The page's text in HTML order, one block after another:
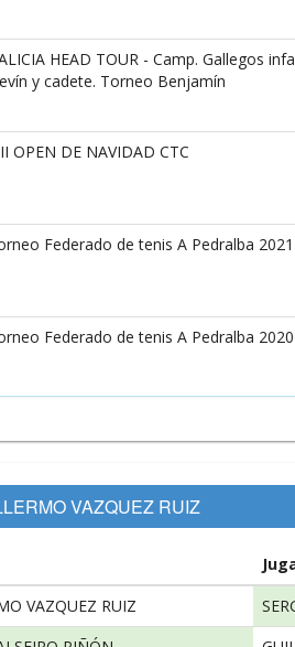
HEAD TOUR - Camp. Gallegos
y cadete. Torneo Benjamín
OPEN DE NAVIDAD CTC
Federado de tenis A Pedralba 2021
Federado de tenis A Pedralba 2020
VAZQUEZ RUIZ
VAZQUEZ RUIZ